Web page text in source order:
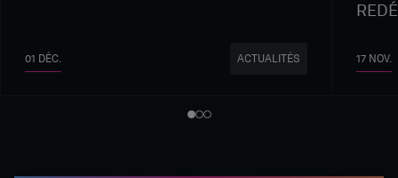
01 DÉC. ACTUALITÉS 17 NOV.